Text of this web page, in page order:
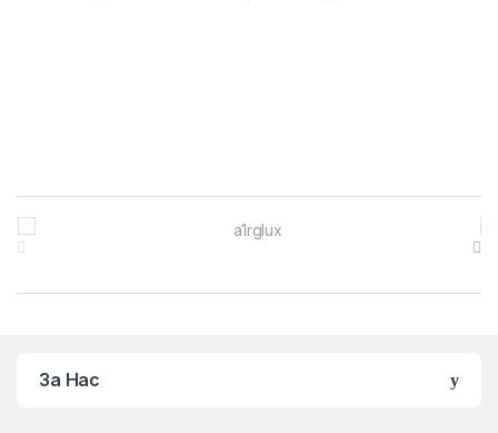
Brands Carousel
За Нас